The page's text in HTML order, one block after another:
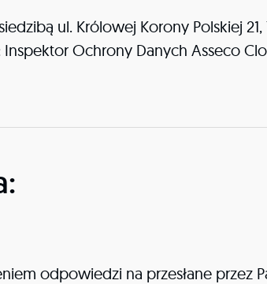
ul. Królowej Korony Polskiej
Ochrony Danych Asseco
odpowiedzi na przesłane przez